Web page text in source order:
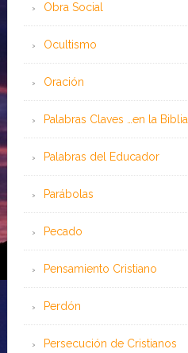
Obra Social
Ocultismo
Oración
Palabras Claves …en la Biblia
Palabras del Educador
Parábolas
Pecado
Pensamiento Cristiano
Perdón
Persecución de Cristianos